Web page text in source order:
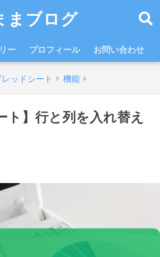
まブログ
ー プロフィール お問い合わせ
レッドシート 機能
ト】行と列を入れ替え